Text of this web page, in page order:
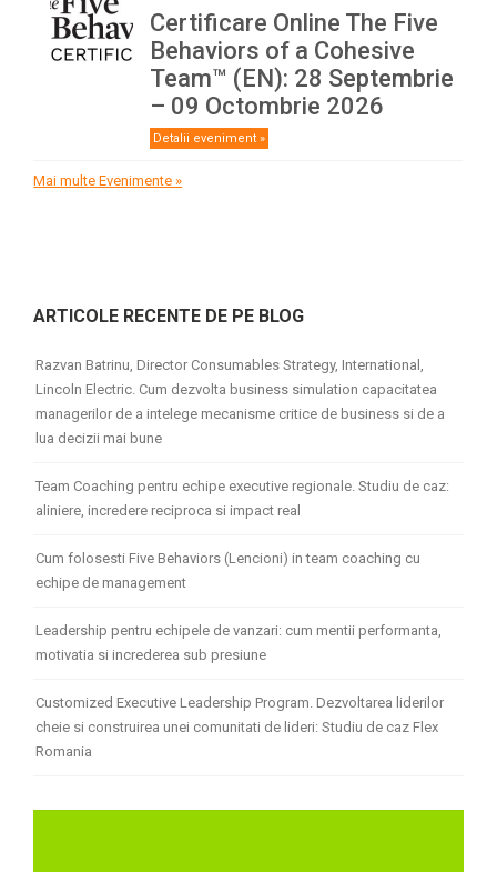
Certificare Online The Five
Behaviors of a Cohesive
Team™ (EN): 28 Septembrie
– 09 Octombrie 2026
Detalii eveniment »
Mai multe Evenimente »
ARTICOLE RECENTE DE PE BLOG
Razvan Batrinu, Director Consumables Strategy, International,
Lincoln Electric. Cum dezvolta business simulation capacitatea
managerilor de a intelege mecanisme critice de business si de a
lua decizii mai bune
Team Coaching pentru echipe executive regionale. Studiu de caz:
aliniere, incredere reciproca si impact real
Cum folosesti Five Behaviors (Lencioni) in team coaching cu
echipe de management
Leadership pentru echipele de vanzari: cum mentii performanta,
motivatia si increderea sub presiune
Customized Executive Leadership Program. Dezvoltarea liderilor
cheie si construirea unei comunitati de lideri: Studiu de caz Flex
Romania